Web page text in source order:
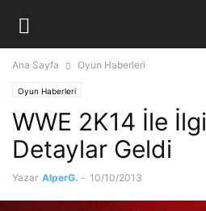
Ana Sayfa Oyun Haberleri
Oyun Haberleri
WWE 2K14 İle
Detaylar Geldi
Yazar AlperG. - 10/10/2013